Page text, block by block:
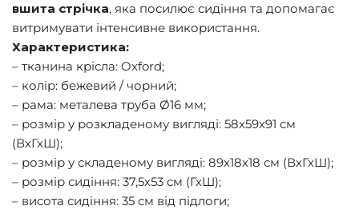
вшита стрічка, яка посилює сидіння та допомагає
витримувати інтенсивне використання.
Характеристика:
– тканина крісла: Oxford;
– колір: бежевий / чорний;
– рама: металева труба Ø16 мм;
– розмір у розкладеному вигляді: 58х59х91 см
(ВхГхШ);
– розмір у складеному вигляді: 89х18х18 см (ВхГхШ);
– розмір сидіння: 37,5х53 см (ГхШ);
– висота сидіння: 35 см від підлоги;